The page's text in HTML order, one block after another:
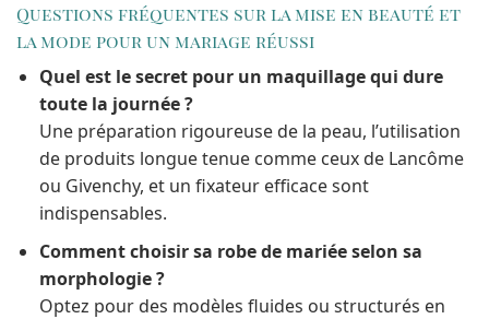
Questions fréquentes sur la mise en beauté et
la mode pour un mariage réussi
Quel est le secret pour un maquillage qui dure
toute la journée ?
Une préparation rigoureuse de la peau, l’utilisation
de produits longue tenue comme ceux de Lancôme
ou Givenchy, et un fixateur efficace sont
indispensables.
Comment choisir sa robe de mariée selon sa
morphologie ?
Optez pour des modèles fluides ou structurés en